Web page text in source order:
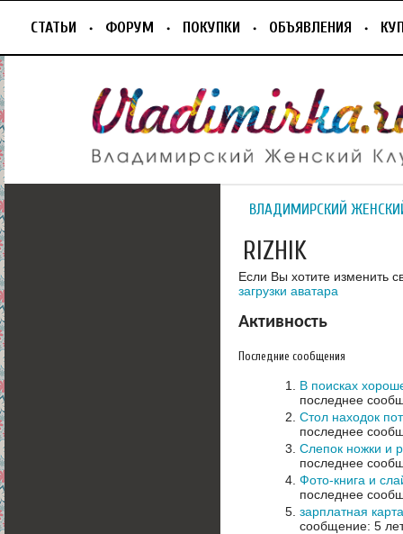
СТАТЬИ ФОРУМ ПОКУПКИ ОБЪЯВЛЕНИЯ
ВЛАДИМИРСКИЙ
RIZHIK
Если Вы хотите изменить
загрузки аватара
Активность
Последние сообщения
В поисках
последнее
Стол находок
последнее
Слепок ножки и
последнее
Фото-книга и
последнее
зарплатная карта
сообщение: 5